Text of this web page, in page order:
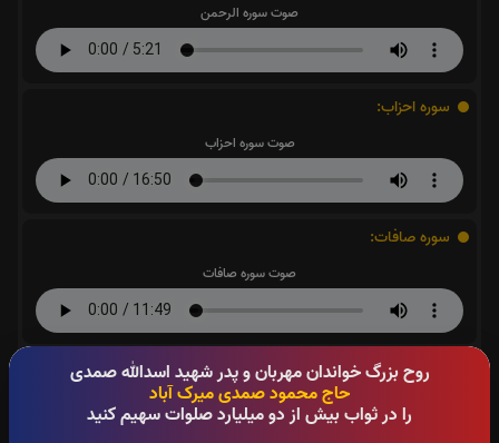
روح بزرگ خواندان مهربان و پدر شهید اسدالله صمدی
حاج محمود صمدی میرک آباد
را در ثواب بیش از دو میلیارد صلوات سهیم کنید
صوت سوره الرحمن
سوره احزاب:
صوت سوره احزاب
سوره صافات:
صوت سوره صافات
سوره یاسین:
صوت سوره یاسین